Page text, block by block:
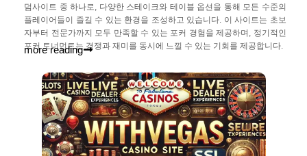
덤사이트 중 하나로, 다양한 스테이크와 테이블 옵션을 통해 모든 수준의
플레이어들이 즐길 수 있는 환경을 조성하고 있습니다. 이 사이트는 초보
자부터 전문가까지 모두 만족할 수 있는 포커 경험을 제공하며, 정기적인
포커 토너먼트는 경쟁과 재미를 동시에 느낄 수 있는 기회를 제공합니다.
more reading